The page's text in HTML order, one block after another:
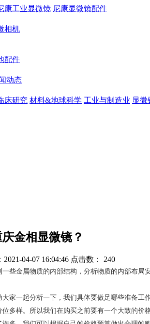
康工业显微镜 尼康显微镜配件
相机
配件
动态
床研究 材料&地球科学 工业与制造业 显微
金相显微镜？
04-07 16:04:46 点击数： 240
些金属物质的内部结构，分析物质的内部布
大家一起分析一下，我们具体要做足哪些准备
多样。所以我们在购买之前要有一个大致的